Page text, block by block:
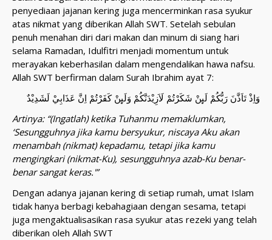
penyediaan jajanan kering juga mencerminkan rasa syukur
atas nikmat yang diberikan Allah SWT. Setelah sebulan
penuh menahan diri dari makan dan minum di siang hari
selama Ramadan, Idulfitri menjadi momentum untuk
merayakan keberhasilan dalam mengendalikan hawa nafsu.
Allah SWT berfirman dalam Surah Ibrahim ayat 7:
وَاِذْ تَاَذَّنَ رَبُّكُمْ لَىِٕنْ شَكَرْتُمْ لَاَزِيْدَنَّكُمْ وَلَىِٕنْ كَفَرْتُمْ اِنَّ عَذَابِيْ لَشَدِيْدٌ
Artinya: “(Ingatlah) ketika Tuhanmu memaklumkan,
‘Sesungguhnya jika kamu bersyukur, niscaya Aku akan
menambah (nikmat) kepadamu, tetapi jika kamu
mengingkari (nikmat-Ku), sesungguhnya azab-Ku benar-
benar sangat keras.'”
Dengan adanya jajanan kering di setiap rumah, umat Islam
tidak hanya berbagi kebahagiaan dengan sesama, tetapi
juga mengaktualisasikan rasa syukur atas rezeki yang telah
diberikan oleh Allah SWT